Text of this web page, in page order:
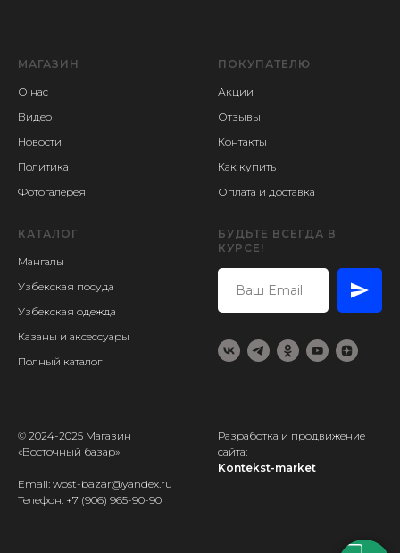
МАГАЗИН
О нас
Видео
Новости
Политика
Фотогалерея
ПОКУПАТЕЛЮ
Акции
Отзывы
Контакты
Как купить
Оплата и доставка
КАТАЛОГ
Мангалы
Узбекская посуда
Узбекская одежда
Казаны и аксессуары
Полный каталог
БУДЬТЕ ВСЕГДА В
КУРСЕ!
© 2024-2025 Магазин
«Восточный базар»
Email: wost-bazar@yandex.ru
Телефон: +7 (906) 965-90-90
Разработка и продвижение
сайта:
Kontekst-market